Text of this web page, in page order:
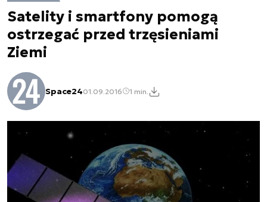
Satelity i smartfony pomogą
ostrzegać przed trzęsieniami
Ziemi
Space2401.09.2016 1 min.